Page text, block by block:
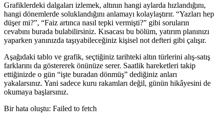
Grafiklerdeki dalgaları izlemek, altının hangi aylarda hızlandığını,
hangi dönemlerde soluklandığını anlamayı kolaylaştırır. “Yazları hep
düşer mi?”, “Faiz artınca nasıl tepki vermişti?” gibi soruların
cevabını burada bulabilirsiniz. Kısacası bu bölüm, yatırım planınızı
yaparken yanınızda taşıyabileceğiniz kişisel not defteri gibi çalışır.
Aşağıdaki tablo ve grafik, seçtiğiniz tarihteki altın türlerini alış-satış
farklarını da göstererek önünüze serer. Saatlik hareketleri takip
ettiğinizde o gün “işte buradan dönmüş” dediğiniz anları
yakalarsınız. Yani sadece kuru rakamları değil, günün hikâyesini de
okumaya başlarsınız.
Bir hata oluştu: Failed to fetch